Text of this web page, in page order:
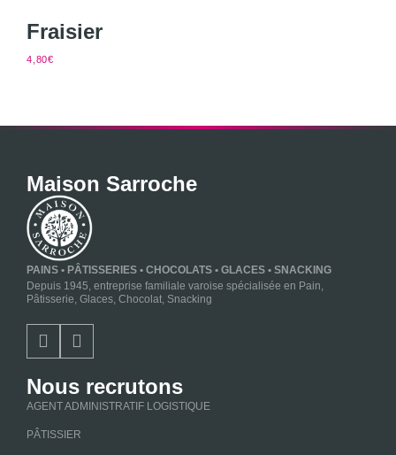
Fraisier
4,80€
Maison Sarroche
PAINS • PÂTISSERIES • CHOCOLATS • GLACES • SNACKING
Depuis 1945, entreprise familiale varoise spécialisée en Pain,
Pâtisserie, Glaces, Chocolat, Snacking
Nous recrutons
AGENT ADMINISTRATIF LOGISTIQUE
PÂTISSIER